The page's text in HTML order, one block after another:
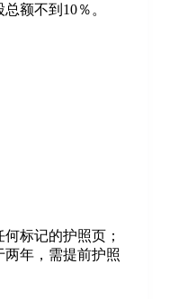
额不到10％。
标记的护照页；
年，需提前护照